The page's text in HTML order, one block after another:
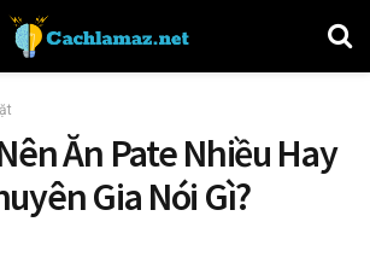
Ăn Pate Nhiều Hay
Gia Nói Gì?